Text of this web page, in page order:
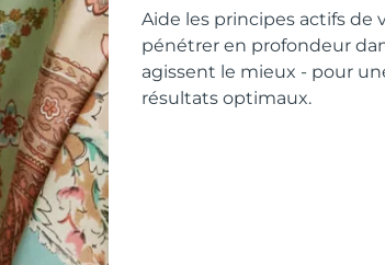
Aide les principes actifs de
pénétrer en profondeur
agissent le mieux - pour
résultats optimaux.